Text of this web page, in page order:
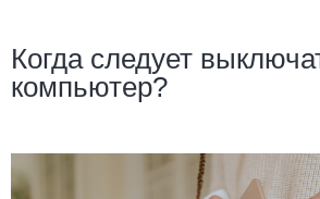
Когда следует
компьютер?